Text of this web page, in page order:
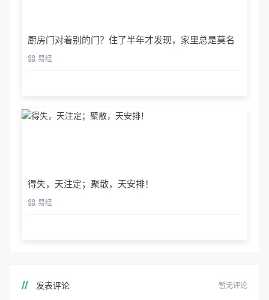
厨房门对着别的门？住了半年才发现，家里总是莫名
“不太平”
易经
得失，天注定；聚散，天安排！
易经
发表评论 暂无评论